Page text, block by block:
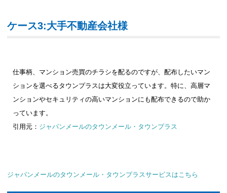
ケース3:大手不動産会社様
仕事柄、マンション売買のチラシを配るのですが、配布したいマン
ションを選べるタウンプラスは大変役立っています。特に、高層マ
ンションやセキュリティの高いマンションにも配布できるので助か
っています。
引用元： ジャパンメールのタウンメール・タウンプラス
ジャパンメールのタウンメール・タウンプラスサービスはこちら